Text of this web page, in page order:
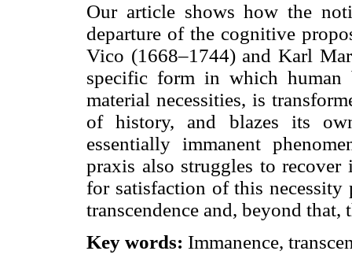
Our article shows how the
departure of the cognitive
Vico (1668–1744) and Karl
specific form in which human
material necessities, is
of history, and blazes its
essentially immanent
praxis also struggles to
for satisfaction of this necessity
transcendence and, beyond
Key words: Immanence,